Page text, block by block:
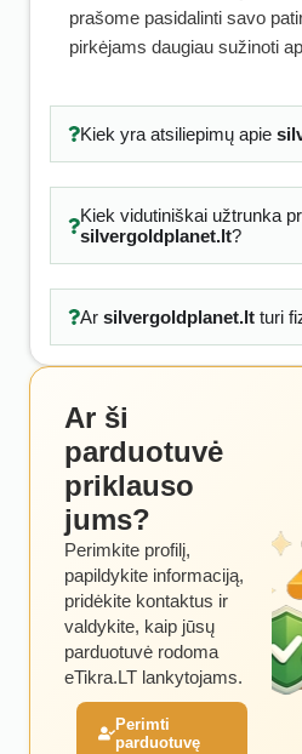
prašome pasidalinti savo
pirkėjams daugiau sužinoti
Kiek yra atsiliepimų apie
Kiek vidutiniškai užtrunka
silvergoldplanet.lt?
Ar silvergoldplanet.ltturi
Ar ši
parduotuvė
priklauso
jums?
Perimkite profilį,
papildykite informaciją,
pridėkite kontaktus ir
valdykite, kaip jūsų
parduotuvė rodoma
eTikra.LT lankytojams.
Perimti
parduotuvę